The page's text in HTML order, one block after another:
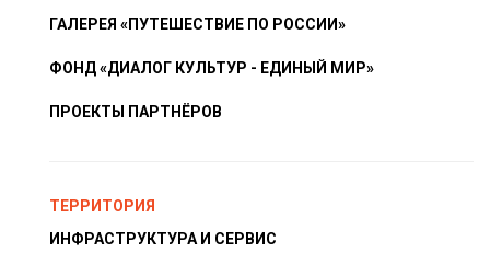
ГАЛЕРЕЯ «ПУТЕШЕСТВИЕ ПО РОССИИ»
ФОНД «ДИАЛОГ КУЛЬТУР - ЕДИНЫЙ МИР»
ПРОЕКТЫ ПАРТНЁРОВ
ТЕРРИТОРИЯ
ИНФРАСТРУКТУРА И СЕРВИС